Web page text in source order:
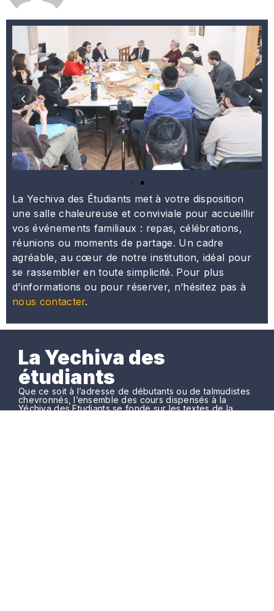
La Yechiva des Étudiants met à votre disposition
une salle chaleureuse et conviviale pour accueillir
vos événements familiaux : repas, célébrations,
réunions ou moments de partage. Un cadre
agréable, au cœur de notre institution, idéal pour
se rassembler en toute simplicité. Pour plus
d’informations ou pour réserver, n’hésitez pas à
nous contacter.
La Yechiva des
étudiants
Que ce soit à l’adresse de débutants ou de talmudistes
chevronnés, l’ensemble des cours dispensés à la
Yéchiva des Etudiants se fonde sur les textes de la